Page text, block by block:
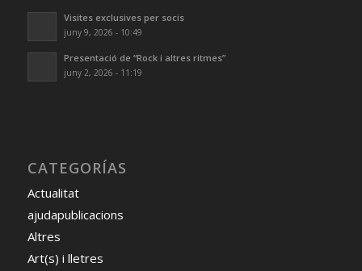
Visites exclusives per socis
juny 9, 2026 - 10:49
Presentació de “Rock i altres ritmes”
juny 2, 2026 - 11:19
CATEGORÍAS
Actualitat
ajudapublicacions
Altres
Art(s) i lletres